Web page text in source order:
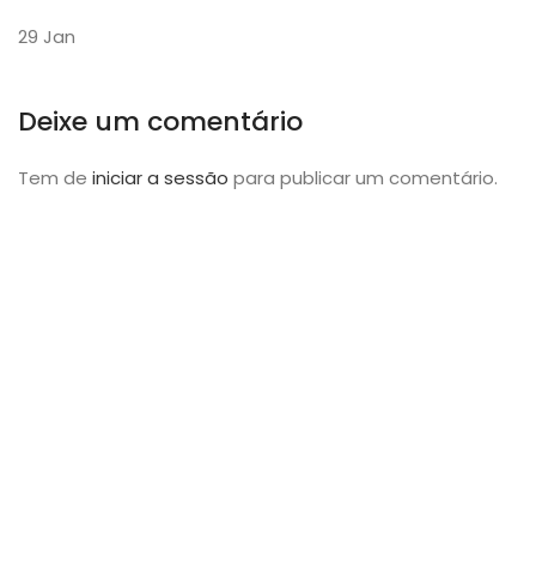
29 Jan
Deixe um comentário
Tem de iniciar a sessão para publicar um comentário.